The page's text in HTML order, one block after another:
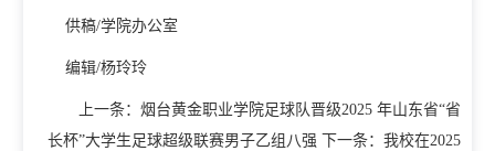
信息公开
供稿/学院办公室
编辑/杨玲玲
上一条： 烟台黄金职业学院足球队晋级2025 年山东省“省
长杯”大学生足球超级联赛男子乙组八强 下一条： 我校在2025